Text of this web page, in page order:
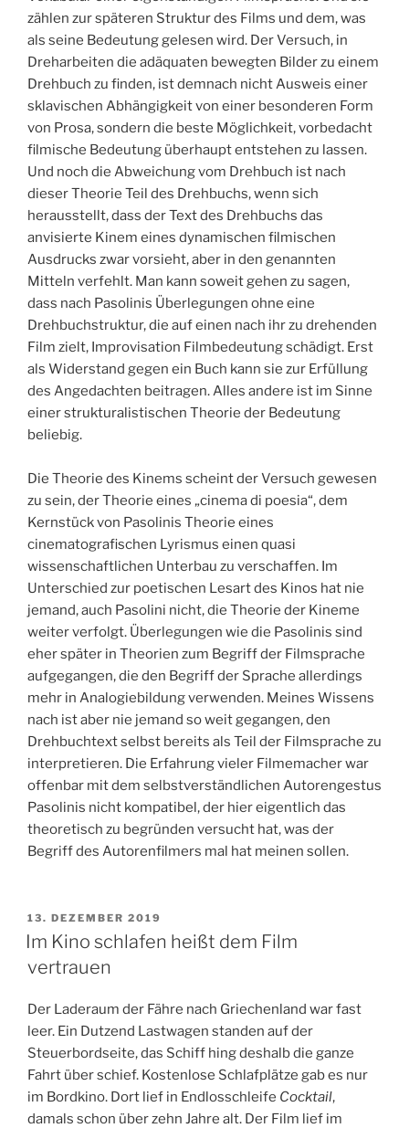
zählen zur späteren Struktur des Films und dem, was
als seine Bedeutung gelesen wird. Der Versuch, in
Dreharbeiten die adäquaten bewegten Bilder zu einem
Drehbuch zu finden, ist demnach nicht Ausweis einer
sklavischen Abhängigkeit von einer besonderen Form
von Prosa, sondern die beste Möglichkeit, vorbedacht
filmische Bedeutung überhaupt entstehen zu lassen.
Und noch die Abweichung vom Drehbuch ist nach
dieser Theorie Teil des Drehbuchs, wenn sich
herausstellt, dass der Text des Drehbuchs das
anvisierte Kinem eines dynamischen filmischen
Ausdrucks zwar vorsieht, aber in den genannten
Mitteln verfehlt. Man kann soweit gehen zu sagen,
dass nach Pasolinis Überlegungen ohne eine
Drehbuchstruktur, die auf einen nach ihr zu drehenden
Film zielt, Improvisation Filmbedeutung schädigt. Erst
als Widerstand gegen ein Buch kann sie zur Erfüllung
des Angedachten beitragen. Alles andere ist im Sinne
einer strukturalistischen Theorie der Bedeutung
beliebig.
Die Theorie des Kinems scheint der Versuch gewesen
zu sein, der Theorie eines „cinema di poesia“, dem
Kernstück von Pasolinis Theorie eines
cinematografischen Lyrismus einen quasi
wissenschaftlichen Unterbau zu verschaffen. Im
Unterschied zur poetischen Lesart des Kinos hat nie
jemand, auch Pasolini nicht, die Theorie der Kineme
weiter verfolgt. Überlegungen wie die Pasolinis sind
eher später in Theorien zum Begriff der Filmsprache
aufgegangen, die den Begriff der Sprache allerdings
mehr in Analogiebildung verwenden. Meines Wissens
nach ist aber nie jemand so weit gegangen, den
Drehbuchtext selbst bereits als Teil der Filmsprache zu
interpretieren. Die Erfahrung vieler Filmemacher war
offenbar mit dem selbstverständlichen Autorengestus
Pasolinis nicht kompatibel, der hier eigentlich das
theoretisch zu begründen versucht hat, was der
Begriff des Autorenfilmers mal hat meinen sollen.
VERÖFFENTLICHT
AM
13. DEZEMBER 2019
Im Kino schlafen heißt dem Film
vertrauen
Der Laderaum der Fähre nach Griechenland war fast
leer. Ein Dutzend Lastwagen standen auf der
Steuerbordseite, das Schiff hing deshalb die ganze
Fahrt über schief. Kostenlose Schlafplätze gab es nur
im Bordkino. Dort lief in Endlosschleife Cocktail,
damals schon über zehn Jahre alt. Der Film lief im